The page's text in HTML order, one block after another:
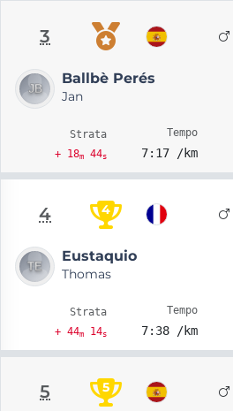
3
Ballbè Perés
Jan
Strata
+ 18m44s
Tempo
7:17 /km
4 4
Eustaquio
Thomas
Strata
+ 44m14s
Tempo
7:38 /km
5 5